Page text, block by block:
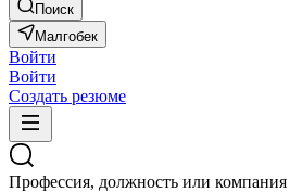
Поиск
Малгобек
Войти
Войти
Создать резюме
Профессия, должность или компания